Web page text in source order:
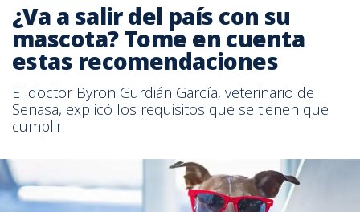
¿Va a salir del país con su
mascota? Tome en cuenta
estas recomendaciones
El doctor Byron Gurdián García, veterinario de
Senasa, explicó los requisitos que se tienen que
cumplir.